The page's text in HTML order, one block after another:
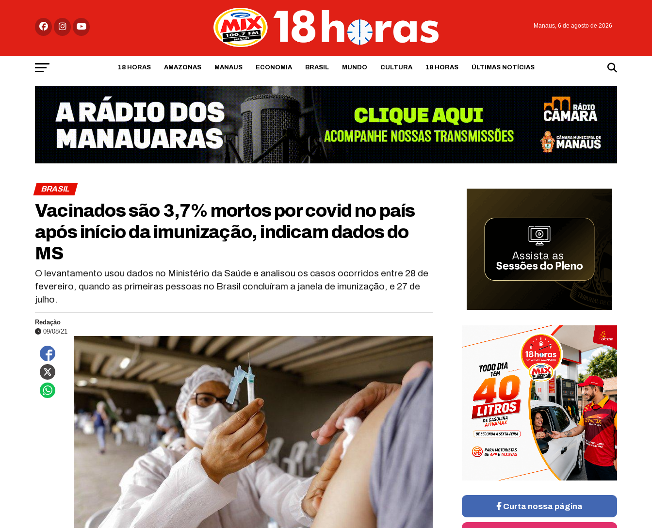
Manaus, 6 de agosto de 2026
18 HORAS AMAZONAS MANAUS ECONOMIA BRASIL MUNDO CULTURA 18 HORAS ÚLTIMAS NOTÍCIAS
BRASIL
Vacinados são 3,7% mortos por covid no país
após início da imunização, indicam dados do
MS
O levantamento usou dados no Ministério da Saúde e analisou os casos ocorridos entre 28 de
fevereiro, quando as primeiras pessoas no Brasil concluíram a janela de imunização, e 27 de
julho.
Redação
09/08/21
Curta nossa página